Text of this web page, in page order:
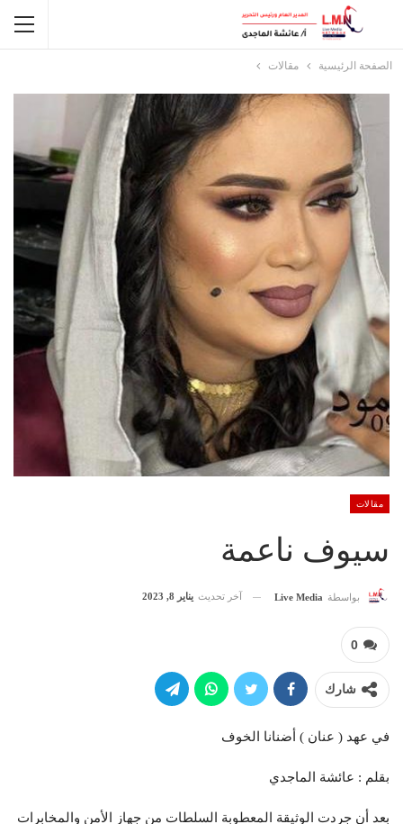
الصفحة الرئيسية مقالات
مقالات
سيوف ناعمة
بواسطة Live Media آخر تحديث يناير 8, 2023
0
شارك
في عهد ( عنان ) أضنانا الخوف
بقلم : عائشة الماجدي
بعد أن جردت الوثيقة المعطوبة السلطات من جهاز الأمن والمخابرات